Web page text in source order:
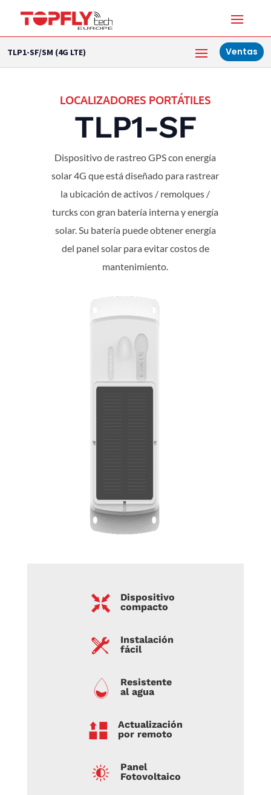
TLP1-SF/SM (4G LTE) Ventas
LOCALIZADORES PORTÁTILES
TLP1-SF
Dispositivo de rastreo GPS con energía
solar 4G que está diseñado para rastrear
la ubicación de activos / remolques /
turcks con gran batería interna y energía
solar. Su batería puede obtener energía
del panel solar para evitar costos de
mantenimiento.
Dispositivo
compacto
Instalación
fácil
Resistente
al agua
Actualización
por remoto
Panel
Fotovoltaico